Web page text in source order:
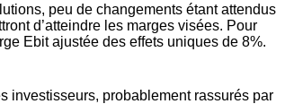
peu de changements étant attendus
d’atteindre les marges visées. Pour
Ebit ajustée des effets uniques de 8%.
investisseurs, probablement rassurés par